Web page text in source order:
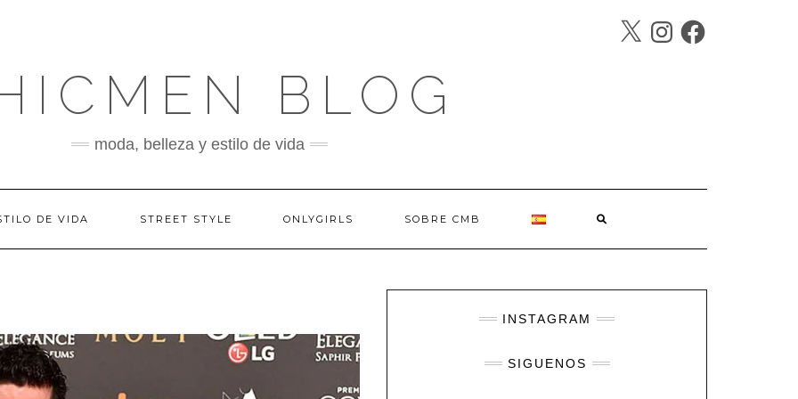
SÍGUENOS
X INSTAGRAMFACEBOOK
BLOG
moda, belleza y estilo de vida
DE VIDA STREET STYLE ONLYGIRLS SOBRE CMB
INSTAGRAM
SIGUENOS